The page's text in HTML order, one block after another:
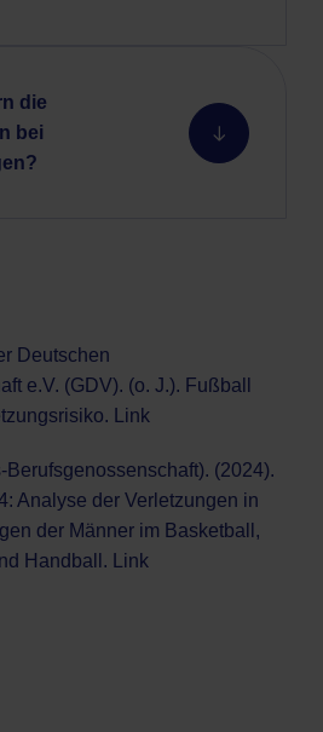
die
bei
Deutschen
e.V. (GDV). (o. J.). Fußball
Link
Berufsgenossenschaft). (2024).
Analyse der Verletzungen in
der Männer im Basketball,
Handball. Link